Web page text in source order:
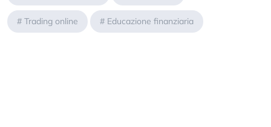
# Trading online # Educazione finanziaria